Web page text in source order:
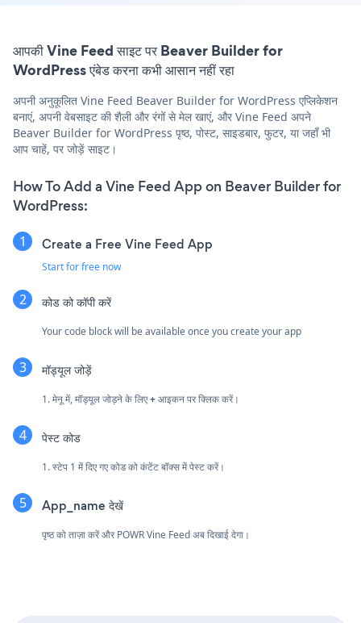
आपकी Vine Feed साइट पर Beaver Builder for
WordPress एंबेड करना कभी आसान नहीं रहा
अपनी अनुकूलित Vine Feed Beaver Builder for WordPress एप्लिकेशन
बनाएं, अपनी वेबसाइट की शैली और रंगों से मेल खाएं, और Vine Feed अपने
Beaver Builder for WordPress पृष्ठ, पोस्ट, साइडबार, फुटर, या जहाँ भी
आप चाहें, पर जोड़ें साइट।
How To Add a Vine Feed App on Beaver Builder for
WordPress:
Create a Free Vine Feed App
Start for free now
कोड को कॉपी करें
Your code block will be available once you create your app
मॉड्यूल जोड़ें
1. मेनू में, मॉड्यूल जोड़ने के लिए+आइकन पर क्लिक करें।
पेस्ट कोड
1. स्टेप 1 में दिए गए कोड को कंटेंट बॉक्स में पेस्ट करें।
App_name देखें
पृष्ठ को ताज़ा करें और POWR Vine Feed अब दिखाई देगा।